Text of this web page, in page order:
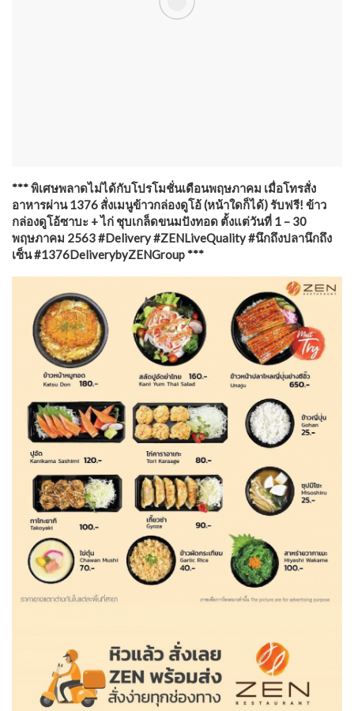
*** พิเศษพลาดไม่ได้กับโปรโมชั่นเดือนพฤษภาคม เมื่อโทรสั่ง
อาหารผ่าน 1376 สั่งเมนูข้าวกล่องดูโอ้ (หน้าใดก็ได้) รับฟรี! ข้าว
กล่องดูโอ้ซาบะ + ไก่ ชุบเกล็ดขนมปังทอด ตั้งแต่วันที่ 1 – 30
พฤษภาคม 2563 #Delivery #ZENLiveQuality #นึกถึงปลานึกถึง
เซ็น #1376DeliverybyZENGroup ***